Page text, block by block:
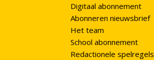
Digitaal abonnement
Abonneren nieuwsbrief
Het team
School abonnement
Redactionele spelregels